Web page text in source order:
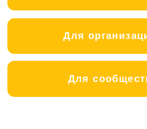
Сейчас в нашем приюте живет 14
детей от 4 до 15 лет. У нас они
чувствуют, что такое спокойное
детство — с тёплым ужином, заботой